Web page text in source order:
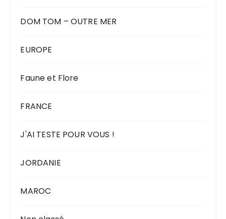
DOM TOM – OUTRE MER
EUROPE
Faune et Flore
FRANCE
J'AI TESTE POUR VOUS !
JORDANIE
MAROC